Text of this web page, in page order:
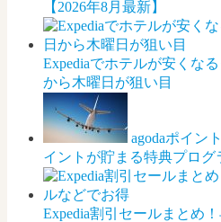
【2026年8月最新】
Expediaでホテルが安くな
から木曜日が狙い目
agodaポイン
イントが貯まる特典プログ
Expedia割引セールまとめ